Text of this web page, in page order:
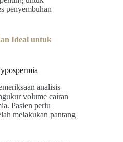
penyembuhan
Ideal untuk
analisis
volume cairan
Pasien perlu
melakukan pantang